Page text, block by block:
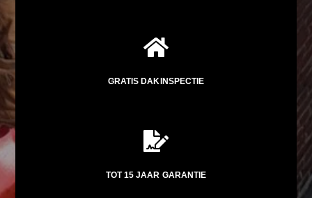

GRATIS DAKINSPECTIE

TOT 15 JAAR GARANTIE